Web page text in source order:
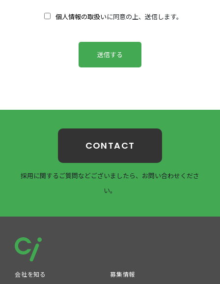
個人情報の取扱いに同意の上、送信します。
CONTACT
採用に関するご質問などございましたら、お問い合わせくださ
い。
会社を知る 募集情報